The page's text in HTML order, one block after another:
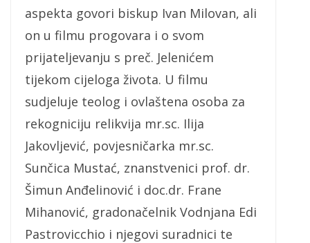
aspekta govori biskup Ivan Milovan, ali
on u filmu progovara i o svom
prijateljevanju s preč. Jelenićem
tijekom cijeloga života. U filmu
sudjeluje teolog i ovlaštena osoba za
rekogniciju relikvija mr.sc. Ilija
Jakovljević, povjesničarka mr.sc.
Sunčica Mustać, znanstvenici prof. dr.
Šimun Anđelinović i doc.dr. Frane
Mihanović, gradonačelnik Vodnjana Edi
Pastrovicchio i njegovi suradnici te